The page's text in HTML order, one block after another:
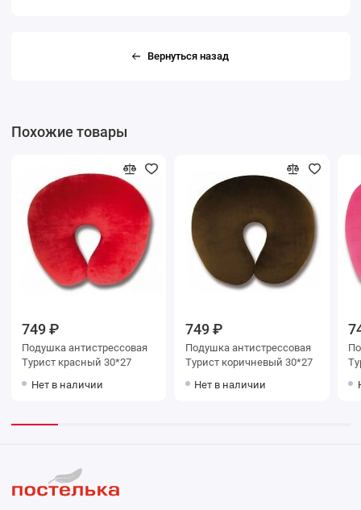
Вернуться назад
Похожие товары
749 ₽
Подушка антистрессовая
Турист красный 30*27
Нет в наличии
749 ₽
Подушка антистрессовая
Турист коричневый 30*27
Нет в наличии